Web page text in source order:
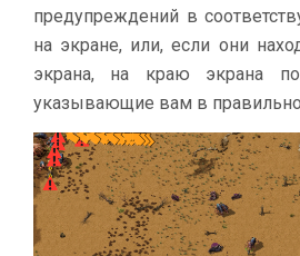
предупреждений в
на экране, или, если они
экрана, на краю экрана
указывающие вам в